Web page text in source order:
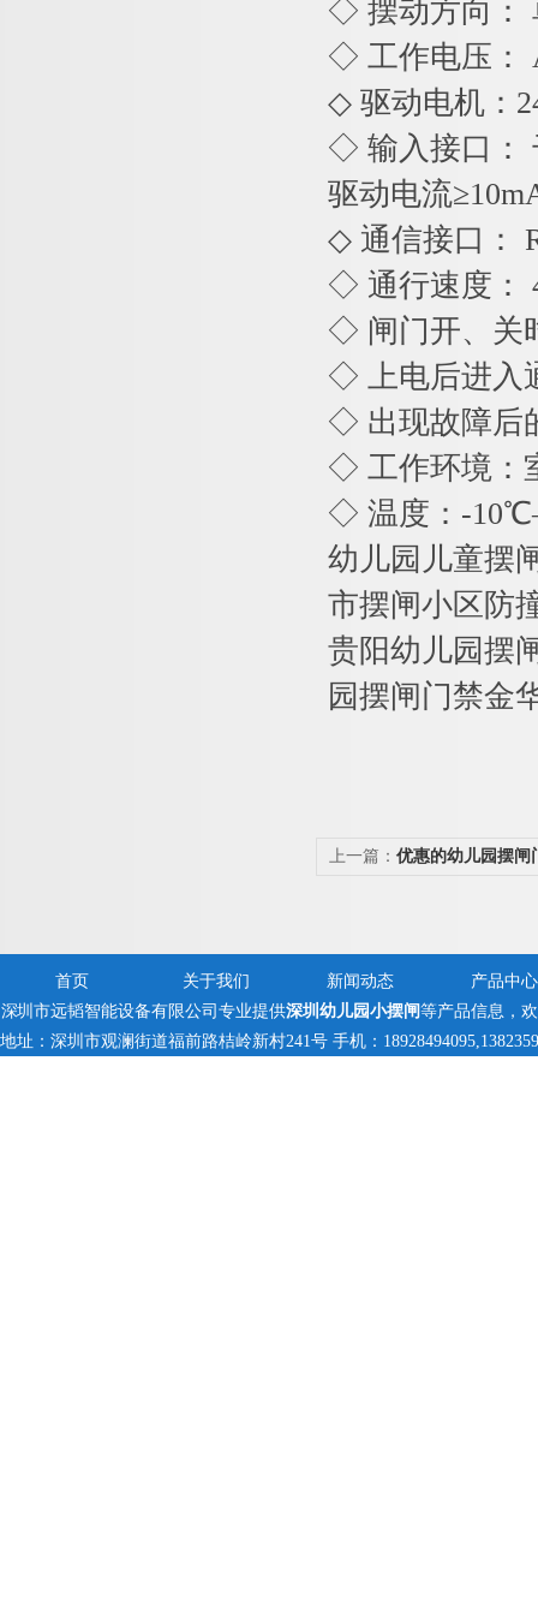
◇ 摆动方向：
◇ 工作电压：
◇ 驱动电机：
◇ 输入接口：
驱动电流
◇ 通信接口：
◇ 通行速度：
◇ 闸门开、关
◇ 上电后进入
◇ 出现故障后
◇ 工作环境：
◇ 温度：-
幼儿园儿童摆
市摆闸小区防
贵阳幼儿园摆
园摆闸门禁金
上一篇： 优惠的幼儿园摆闸
首页 关于我们 新闻动态
产品中心
深圳市远韬智能设备有限公司专业提供深圳幼儿园小摆闸等产品信息，
地址：深圳市观澜街道福前路桔岭新村241号 手机：